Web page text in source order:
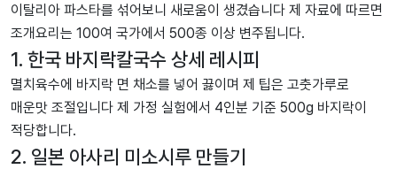
이탈리아 파스타를 섞어보니 새로움이 생겼습니다 제 자료에 따르면
조개요리는 100여 국가에서 500종 이상 변주됩니다.
1. 한국 바지락칼국수 상세 레시피
멸치육수에 바지락 면 채소를 넣어 끓이며 제 팁은 고춧가루로
매운맛 조절입니다 제 가정 실험에서 4인분 기준 500g 바지락이
적당합니다.
2. 일본 아사리 미소시루 만들기